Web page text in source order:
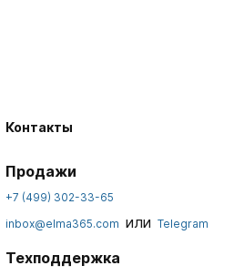
Контакты
Продажи
+7 (499) 302-33-65
inbox@elma365.com или Telegram
Техподдержка